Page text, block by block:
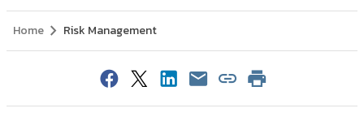
Home Risk Management